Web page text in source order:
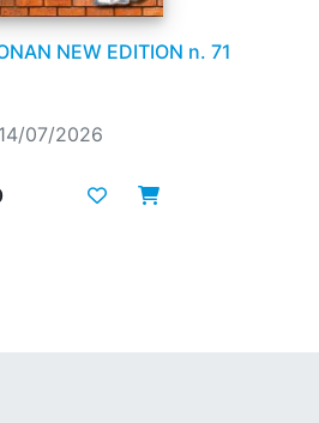
NEW EDITION n. 71
14/07/2026